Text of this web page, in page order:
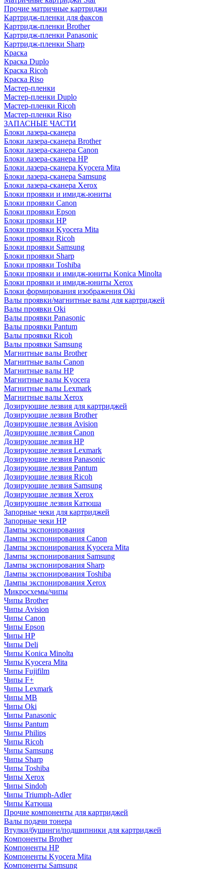
Прочие матричные картриджи
Картридж-пленки для факсов
Картридж-пленки Brother
Картридж-пленки Panasonic
Картридж-пленки Sharp
Краска
Краска Duplo
Краска Ricoh
Краска Riso
Мастер-пленки
Мастер-пленки Duplo
Мастер-пленки Ricoh
Мастер-пленки Riso
ЗАПАСНЫЕ ЧАСТИ
Блоки лазера-сканера
Блоки лазера-сканера Brother
Блоки лазера-сканера Canon
Блоки лазера-сканера HP
Блоки лазера-сканера Kyocera Mita
Блоки лазера-сканера Samsung
Блоки лазера-сканера Xerox
Блоки проявки и имидж-юниты
Блоки проявки Canon
Блоки проявки Epson
Блоки проявки HP
Блоки проявки Kyocera Mita
Блоки проявки Ricoh
Блоки проявки Samsung
Блоки проявки Sharp
Блоки проявки Toshiba
Блоки проявки и имидж-юниты Konica Minolta
Блоки проявки и имидж-юниты Xerox
Блоки формирования изображения Oki
Валы проявки/магнитные валы для картриджей
Валы проявки Oki
Валы проявки Panasonic
Валы проявки Pantum
Валы проявки Ricoh
Валы проявки Samsung
Магнитные валы Brother
Магнитные валы Canon
Магнитные валы HP
Магнитные валы Kyocera
Магнитные валы Lexmark
Магнитные валы Xerox
Дозирующие лезвия для картриджей
Дозирующие лезвия Brother
Дозирующие лезвия Avision
Дозирующие лезвия Canon
Дозирующие лезвия HP
Дозирующие лезвия Lexmark
Дозирующие лезвия Panasonic
Дозирующие лезвия Pantum
Дозирующие лезвия Ricoh
Дозирующие лезвия Samsung
Дозирующие лезвия Xerox
Дозирующие лезвия Катюша
Запорные чеки для картриджей
Запорные чеки HP
Лампы экспонирования
Лампы экспонирования Canon
Лампы экспонирования Kyocera Mita
Лампы экспонирования Samsung
Лампы экспонирования Sharp
Лампы экспонирования Toshiba
Лампы экспонирования Xerox
Микросхемы/чипы
Чипы Brother
Чипы Avision
Чипы Canon
Чипы Epson
Чипы HP
Чипы Deli
Чипы Konica Minolta
Чипы Kyocera Mita
Чипы Fujifilm
Чипы F+
Чипы Lexmark
Чипы MB
Чипы Oki
Чипы Panasonic
Чипы Pantum
Чипы Philips
Чипы Ricoh
Чипы Samsung
Чипы Sharp
Чипы Toshiba
Чипы Xerox
Чипы Sindoh
Чипы Triumph-Adler
Чипы Катюша
Прочие компоненты для картриджей
Валы подачи тонера
Втулки/бушинги/подшипники для картриджей
Компоненты Brother
Компоненты HP
Компоненты Kyocera Mita
Компоненты Samsung